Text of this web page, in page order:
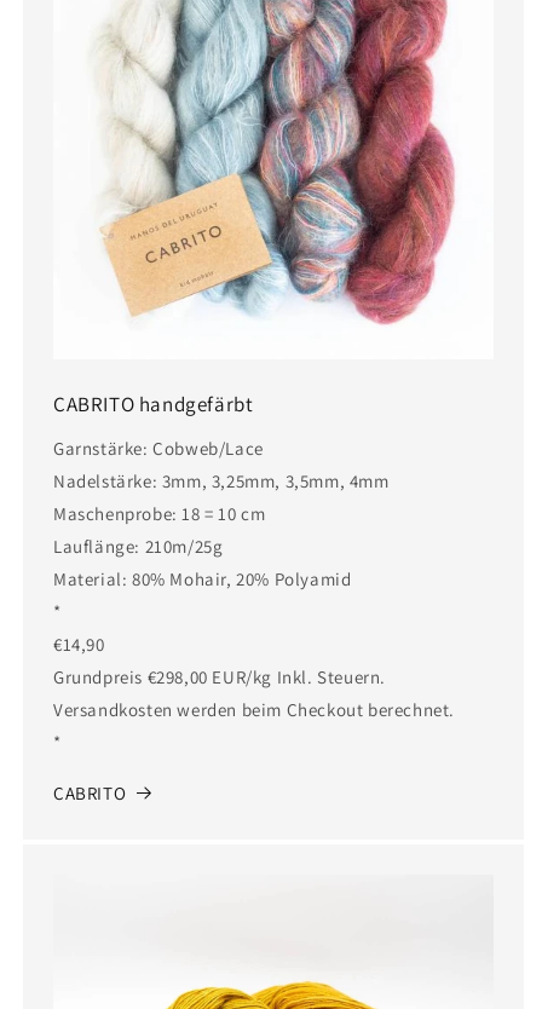
CABRITO handgefärbt
Garnstärke: Cobweb/Lace
Nadelstärke: 3mm, 3,25mm, 3,5mm, 4mm
Maschenprobe: 18 = 10 cm
Lauflänge: 210m/25g
Material: 80% Mohair, 20% Polyamid
*
€14,90
Grundpreis €298,00 EUR/kg Inkl. Steuern.
Versandkosten werden beim Checkout berechnet.
*
CABRITO